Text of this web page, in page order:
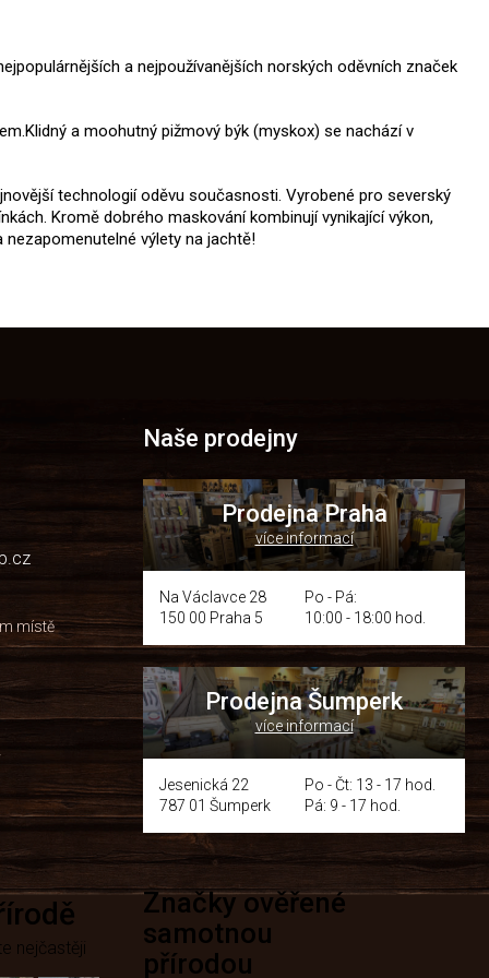
a nejpoužívanějších norských oděvních značek
a moohutný pižmový býk (myskox) se nachází v
technologií oděvu současnosti. Vyrobené pro severský
Kromě dobrého maskování kombinují vynikající výkon,
výlety na jachtě!
místě
Naše prodejny
Prodejna Praha
více informací
Na Václavce 28
150 00 Praha 5
Po - Pá:
10:00 - 18:00 hod.
Prodejna Šumperk
více informací
Jesenická 22
787 01 Šumperk
Po - Čt: 13 - 17 hod.
Pá: 9 - 17 hod.
nejčastěji
Značky ověřené
samotnou
přírodou